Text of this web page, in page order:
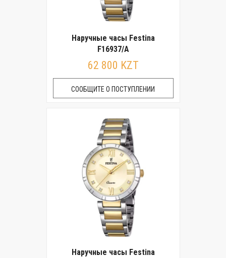
Наручные часы Festina
F16937/A
62 800 KZT
СООБЩИТЕ О ПОСТУПЛЕНИИ
Наручные часы Festina